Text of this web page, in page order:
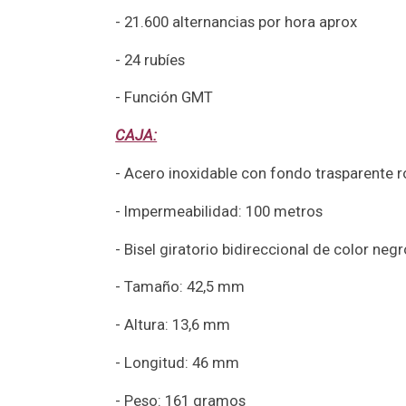
- 21.600 alternancias por hora aprox
- 24 rubíes
- Función GMT
CAJA:
- Acero inoxidable con fondo trasparente
- Impermeabilidad: 100 metros
- Bisel giratorio bidireccional de color
- Tamaño: 42,5 mm
- Altura: 13,6 mm
- Longitud: 46 mm
- Peso: 161 gramos